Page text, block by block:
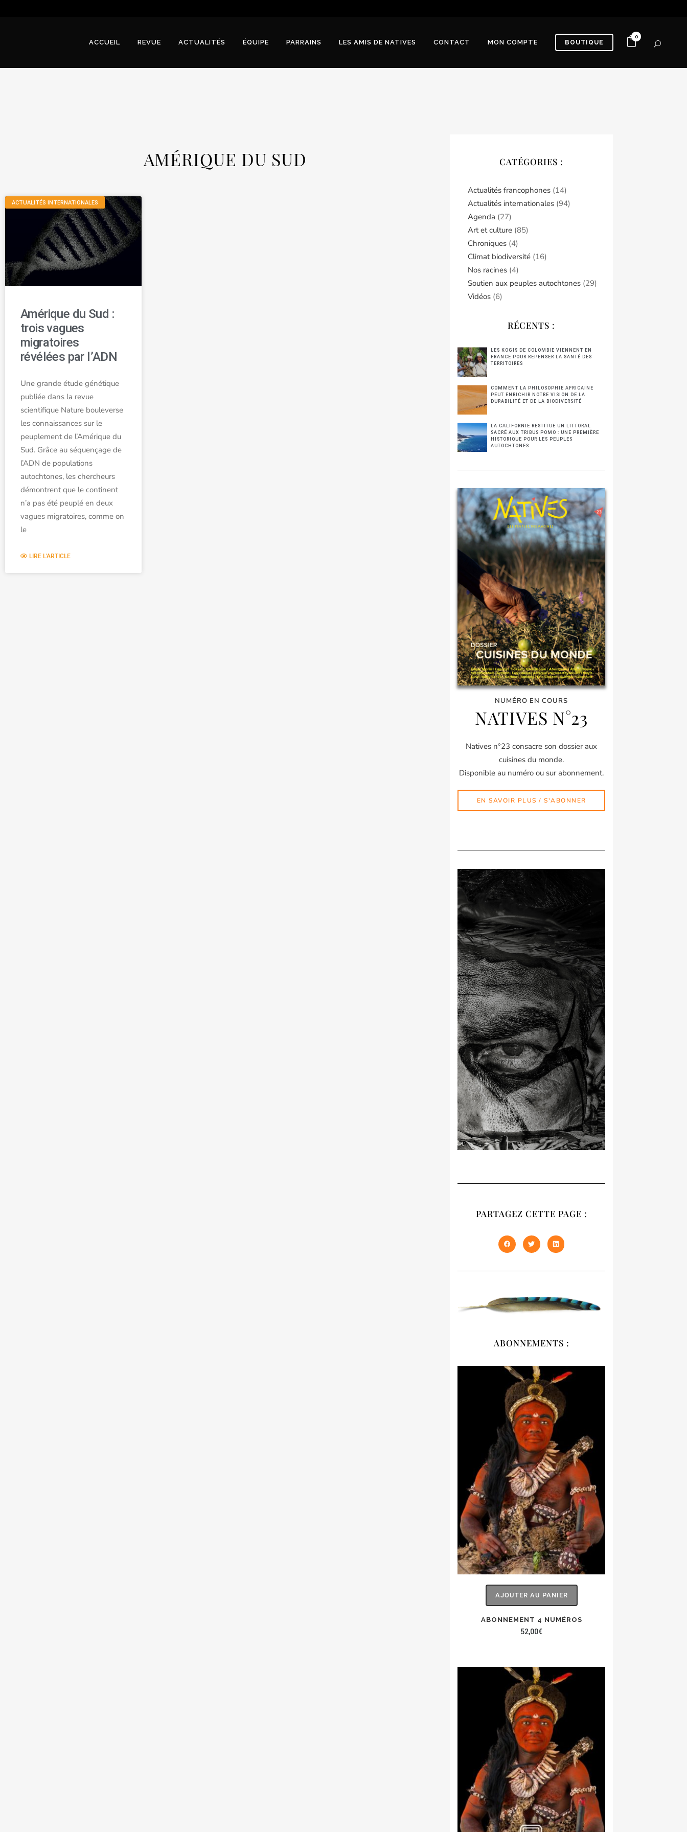
BOUTIQUE
0
ACCUEIL REVUE ACTUALITÉS ÉQUIPE PARRAINS LES AMIS DE NATIVES CONTACT MON COMPTE
AMÉRIQUE DU SUD
ACTUALITÉS INTERNATIONALES
Amérique du Sud :
trois vagues
migratoires
révélées par l’ADN
Une grande étude génétique
publiée dans la revue
scientifique Nature bouleverse
les connaissances sur le
peuplement de l’Amérique du
Sud. Grâce au séquençage de
l’ADN de populations
autochtones, les chercheurs
démontrent que le continent
n’a pas été peuplé en deux
vagues migratoires, comme on
le
LIRE L'ARTICLE
CATÉGORIES :
Actualités francophones (14)
Actualités internationales (94)
Agenda (27)
Art et culture (85)
Chroniques (4)
Climat biodiversité (16)
Nos racines (4)
Soutien aux peuples autochtones (29)
Vidéos (6)
RÉCENTS :
LES KOGIS DE COLOMBIE VIENNENT EN
FRANCE POUR REPENSER LA SANTÉ DES
TERRITOIRES
COMMENT LA PHILOSOPHIE AFRICAINE
PEUT ENRICHIR NOTRE VISION DE LA
DURABILITÉ ET DE LA BIODIVERSITÉ
LA CALIFORNIE RESTITUE UN LITTORAL
SACRÉ AUX TRIBUS POMO : UNE PREMIÈRE
HISTORIQUE POUR LES PEUPLES
AUTOCHTONES
NUMÉRO EN COURS
NATIVES N°23
Natives n°23 consacre son dossier aux
cuisines du monde.
Disponible au numéro ou sur abonnement.
EN SAVOIR PLUS / S'ABONNER
présente les trois
premiers numéros
un seul volume de 408
PARTAGEZ CETTE PAGE :
ABONNEMENTS :
AJOUTER AU PANIER
ABONNEMENT 4 NUMÉROS
52,00€